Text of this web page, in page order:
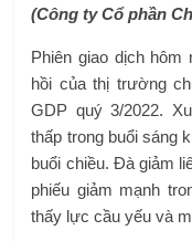
(Công ty Cổ phần
Phiên giao dịch
hồi của thị trường
GDP quý 3/2022.
thấp trong buổi sáng
buổi chiều. Đà giảm
phiếu giảm mạnh
thấy lực cầu yếu và